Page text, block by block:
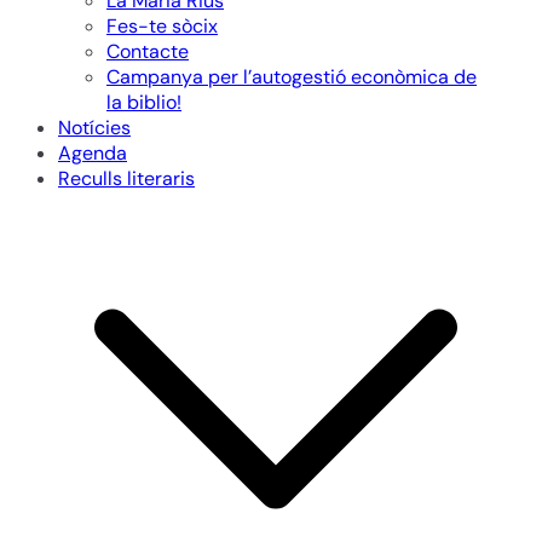
Fes-te sòcix
Contacte
Campanya per l’autogestió econòmica de
la biblio!
Notícies
Agenda
Reculls literaris